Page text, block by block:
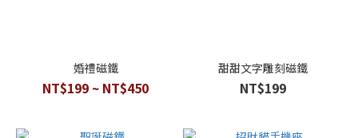
婚禮磁鐵
NT$199 ~ NT$450
甜甜文字雕刻磁鐵
NT$199